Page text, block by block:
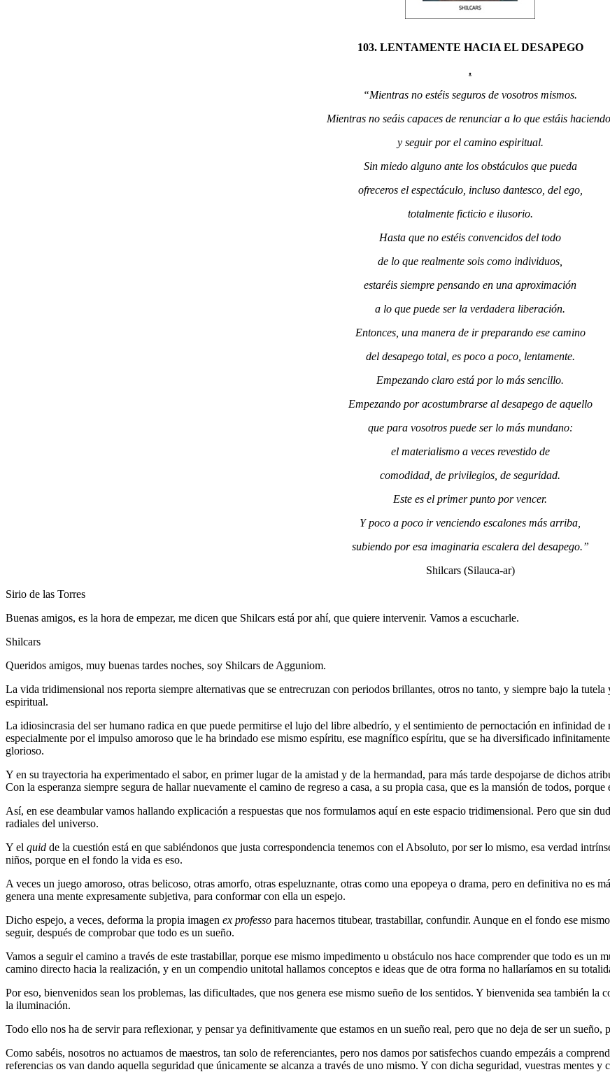
103. LENTAMENTE HACIA EL DESAPEGO
.
“Mientras no estéis seguros de vosotros mismos.
Mientras no seáis capaces de renunciar a lo que estáis haciendo,
y seguir por el camino espiritual.
Sin miedo alguno ante los obstáculos que pueda
ofreceros el espectáculo, incluso dantesco, del ego,
totalmente ficticio e ilusorio.
Hasta que no estéis convencidos del todo
de lo que realmente sois como individuos,
estaréis siempre pensando en una aproximación
a lo que puede ser la verdadera liberación.
Entonces, una manera de ir preparando ese camino
del desapego total, es poco a poco, lentamente.
Empezando claro está por lo más sencillo.
Empezando por acostumbrarse al desapego de aquello
que para vosotros puede ser lo más mundano:
el materialismo a veces revestido de
comodidad, de privilegios, de seguridad.
Este es el primer punto por vencer.
Y poco a poco ir venciendo escalones más arriba,
subiendo por esa imaginaria escalera del desapego.”
Shilcars (Silauca-ar)
Sirio de las Torres
Buenas amigos, es la hora de empezar, me dicen que Shilcars está por ahí, que quiere intervenir. Vamos a escucharle.
Shilcars
Queridos amigos, muy buenas tardes noches, soy Shilcars de Agguniom.
La vida tridimensional nos reporta siempre alternativas que se entrecruzan con periodos brillantes, otros no tanto, y siempre bajo la
espiritual.
La idiosincrasia del ser humano radica en que puede permitirse el lujo del libre albedrío, y el sentimiento de pernoctación en infinidad
especialmente por el impulso amoroso que le ha brindado ese mismo espíritu, ese magnífico espíritu, que se ha diversificado
glorioso.
Y en su trayectoria ha experimentado el sabor, en primer lugar de la amistad y de la hermandad, para más tarde despojarse de dichos
Con la esperanza siempre segura de hallar nuevamente el camino de regreso a casa, a su propia casa, que es la mansión de todos,
Así, en ese deambular vamos hallando explicación a respuestas que nos formulamos aquí en este espacio tridimensional. Pero que sin
radiales del universo.
Y el quid de la cuestión está en que sabiéndonos que justa correspondencia tenemos con el Absoluto, por ser lo mismo, esa verdad
niños, porque en el fondo la vida es eso.
A veces un juego amoroso, otras belicoso, otras amorfo, otras espeluznante, otras como una epopeya o drama, pero en definitiva no es
genera una mente expresamente subjetiva, para conformar con ella un espejo.
Dicho espejo, a veces, deforma la propia imagen ex professo para hacernos titubear, trastabillar, confundir. Aunque en el fondo ese
seguir, después de comprobar que todo es un sueño.
Vamos a seguir el camino a través de este trastabillar, porque ese mismo impedimento u obstáculo nos hace comprender que todo es
camino directo hacia la realización, y en un compendio unitotal hallamos conceptos e ideas que de otra forma no hallaríamos en su
Por eso, bienvenidos sean los problemas, las dificultades, que nos genera ese mismo sueño de los sentidos. Y bienvenida sea también
la iluminación.
Todo ello nos ha de servir para reflexionar, y pensar ya definitivamente que estamos en un sueño real, pero que no deja de ser un sueño,
Como sabéis, nosotros no actuamos de maestros, tan solo de referenciantes, pero nos damos por satisfechos cuando empezáis a
referencias os van dando aquella seguridad que únicamente se alcanza a través de uno mismo. Y con dicha seguridad, vuestras mentes